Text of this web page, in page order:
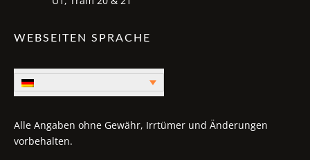
WEBSEITEN SPRACHE
Alle Angaben ohne Gewähr, Irrtümer und Änderungen
vorbehalten.